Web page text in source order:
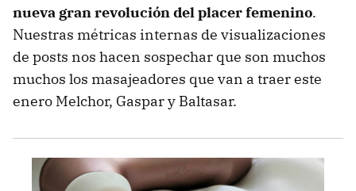
nueva gran revolución del placer femenino.
Nuestras métricas internas de visualizaciones
de posts nos hacen sospechar que son muchos
muchos los masajeadores que van a traer este
enero Melchor, Gaspar y Baltasar.